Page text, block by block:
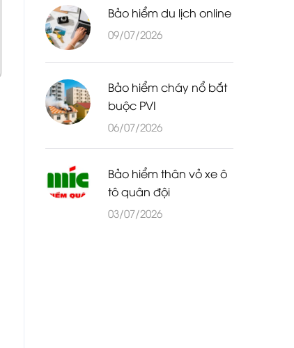
Bảo hiểm du lịch online
09/07/2026
Bảo hiểm cháy nổ bắt
buộc PVI
06/07/2026
Bảo hiểm thân vỏ xe ô
tô quân đội
03/07/2026